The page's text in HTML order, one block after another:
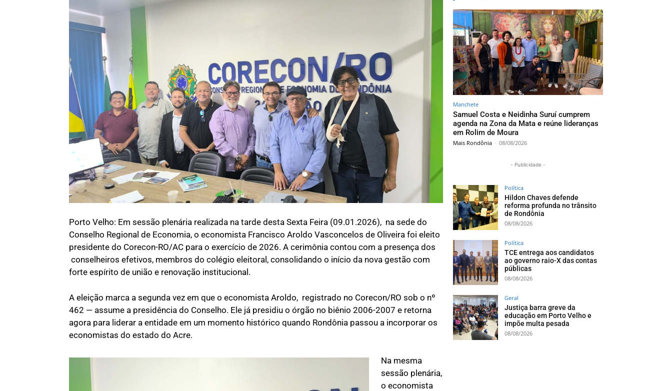
Porto Velho: Em sessão plenária realizada na tarde desta Sexta Feira (09.01.2026), na sede do
Conselho Regional de Economia, o economista Francisco Aroldo Vasconcelos de Oliveira foi eleito
presidente do Corecon-RO/AC para o exercício de 2026. A cerimônia contou com a presença dos
conselheiros efetivos, membros do colégio eleitoral, consolidando o início da nova gestão com
forte espírito de união e renovação institucional.
A eleição marca a segunda vez em que o economista Aroldo, registrado no Corecon/RO sob o nº
462 — assume a presidência do Conselho. Ele já presidiu o órgão no biênio 2006-2007 e retorna
agora para liderar a entidade em um momento histórico quando Rondônia passou a incorporar os
economistas do estado do Acre.
Na mesma
sessão plenária,
o economista
Manchete
Samuel Costa e Neidinha Suruí cumprem
agenda na Zona da Mata e reúne lideranças
em Rolim de Moura
Mais Rondônia - 08/08/2026
- Publicidade -
Política
Hildon Chaves defende
reforma profunda no trânsito
de Rondônia
08/08/2026
Política
TCE entrega aos candidatos
ao governo raio-X das contas
públicas
08/08/2026
Geral
Justiça barra greve da
educação em Porto Velho e
impõe multa pesada
08/08/2026